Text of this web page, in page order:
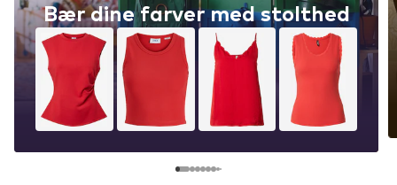
Bær dine farver med stolthed